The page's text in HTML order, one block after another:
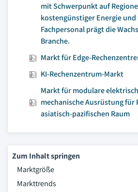
mit Schwerpunkt auf
kostengünstiger Energie
Fachpersonal prägt die
Branche.
Markt für Edge-
KI-Rechenzentrum-Markt
Markt für modulare
mechanische Ausrüstung für
asiatisch-pazifischen Raum
Zum Inhalt springen
Marktgröße
Markttrends